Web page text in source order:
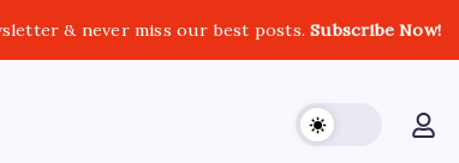
& never miss our best posts.Subscribe Now!